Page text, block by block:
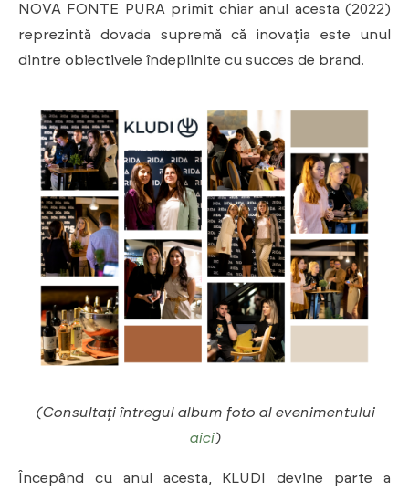
NOVA FONTE PURA primit chiar anul acesta (2022)
reprezintă dovada supremă că inovația este unul
dintre obiectivele îndeplinite cu succes de brand.
(Consultați întregul album foto al evenimentului
aici)
Începând cu anul acesta, KLUDI devine parte a